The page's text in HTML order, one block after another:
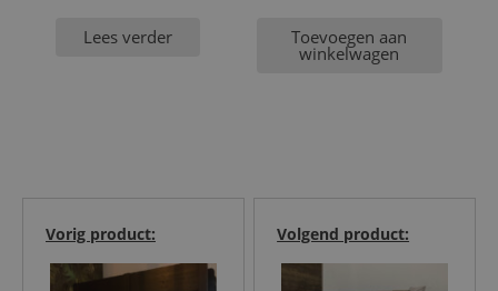
Lees verder Toevoegen aan
winkelwagen
Volgend product:
Vorig product: